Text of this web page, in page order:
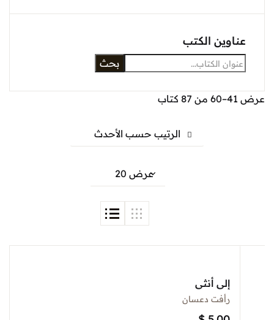
عرض 41–60 من 87 كتاب
الرتيب حسب الأحدث
إلى أنثى
رأفت دعسان
عناوين الكتب
بحث